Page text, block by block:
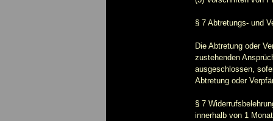
§ 7 Abtretungs- und
Die Abtretung oder
zustehenden
ausgeschlossen,
Abtretung oder
§ 7
innerhalb von 1